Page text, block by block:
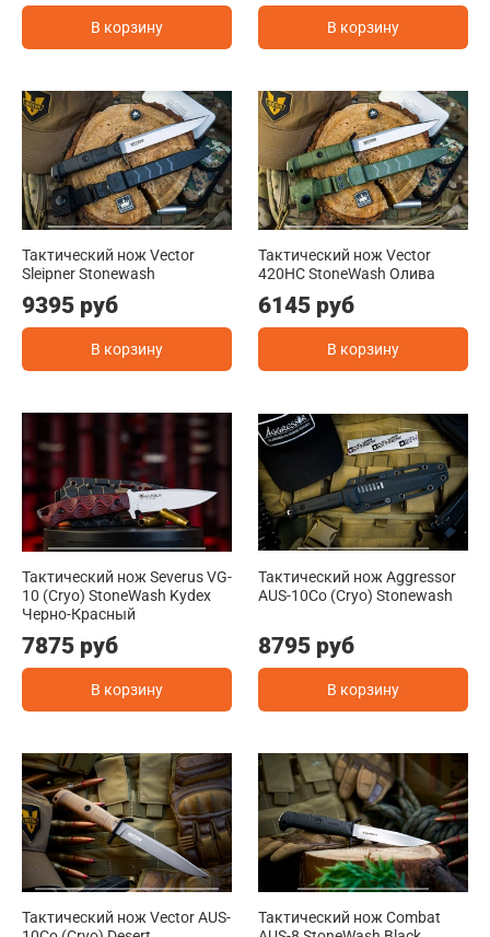
В корзину В корзину
Тактический нож Vector
Sleipner Stonewash
9395 руб
В корзину
Тактический нож Vector
420HC StoneWash Олива
6145 руб
В корзину
Тактический нож Severus VG-
10 (Cryo) StoneWash Kydex
Черно-Красный
7875 руб
В корзину
Тактический нож Aggressor
AUS-10Co (Cryo) Stonewash
8795 руб
В корзину
Тактический нож Vector AUS-
Тактический нож Combat